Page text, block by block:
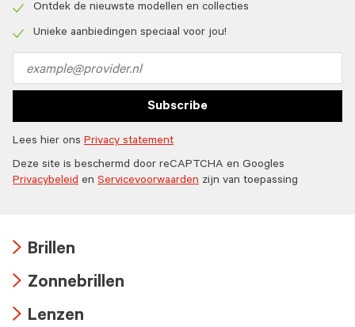
icon
icon
Ontdek de nieuwste modellen en collecties
Unieke aanbiedingen speciaal voor jou!
address
Subscribe
Lees hier ons Privacy statement
Deze site is beschermd door reCAPTCHA en Googles
Privacybeleid en Servicevoorwaarden zijn van toepassing
icon
Brillen
icon
Zonnebrillen
Lenzen